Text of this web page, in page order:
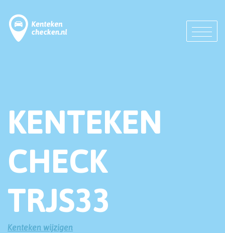
KENTEKEN
CHECK
TRJS33
Kenteken wijzigen